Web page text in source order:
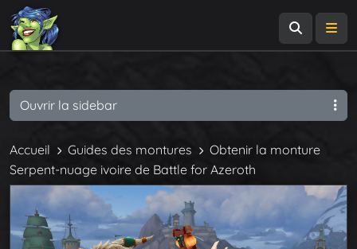
Accueil Guides des montures
Obtenir la monture
Serpent-nuage ivoire de Battle for Azeroth
Ouvrir la sidebar